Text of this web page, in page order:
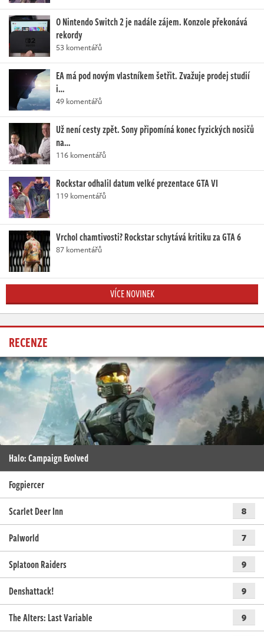
O Nintendo Switch 2 je nadále zájem. Konzole překonává
rekordy
53 komentářů
EA má pod novým vlastníkem šetřit. Zvažuje prodej studií
i…
49 komentářů
Už není cesty zpět. Sony připomíná konec fyzických nosičů
na…
116 komentářů
Rockstar odhalil datum velké prezentace GTA VI
119 komentářů
Vrchol chamtivosti? Rockstar schytává kritiku za GTA 6
87 komentářů
VÍCE NOVINEK
RECENZE
Halo: Campaign Evolved
Fogpiercer
Scarlet Deer Inn
8
Palworld 7
Splatoon Raiders 9
Denshattack! 9
The Alters: Last Variable 9